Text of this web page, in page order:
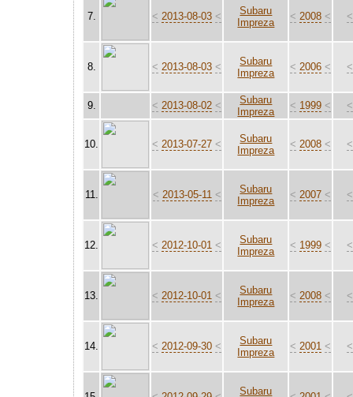
7. < 2013-08-03 <
Subaru
Impreza
< 2008 < <
8. < 2013-08-03 <
Subaru
Impreza
< 2006 < <
9. < 2013-08-02 <
Subaru
Impreza
< 1999 < <
10. < 2013-07-27 <
Subaru
Impreza
< 2008 < <
11. < 2013-05-11 <
Subaru
Impreza
< 2007 < <
12. < 2012-10-01 <
Subaru
Impreza
< 1999 < <
13. < 2012-10-01 <
Subaru
Impreza
< 2008 < <
14. < 2012-09-30 <
Subaru
Impreza
< 2001 < <
Subaru